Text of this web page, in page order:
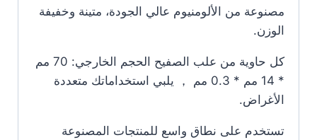
مصنوعة من الألومنيوم عالي الجودة، متينة وخفيفة
الوزن.
كل حاوية من علب الصفيح الحجم الخارجي: 70 مم
* 14 مم * 0.3 مم ， يلبي استخداماتك متعددة
الأغراض.
تستخدم على نطاق واسع للمنتجات المصنوعة